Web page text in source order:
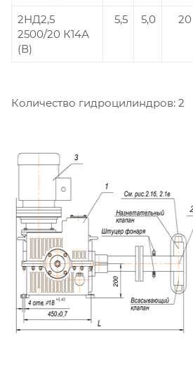
2НД2,5
2500/20 К14А
(В)
5,5 5,0 20
Количество гидроцилиндров: 2